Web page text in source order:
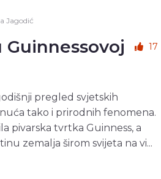
Jagodić
17
pregled svjetskih
tako i prirodnih fenomena.
pivarska tvrtka Guinness, a
zemalja širom svijeta na vi...